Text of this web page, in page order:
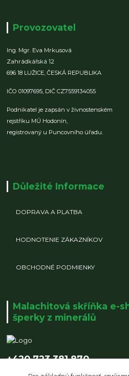
Provozovatel
Ing. Mgr. Eva Mrkusová
Zahrádkářská 12
696 18 LUŽICE,ČESKÁ REPUBLIKA
IČO 01097695, DIČ CZ7559134055
Podnikatel je zapsán v živnostenském
rejstříku MÚ Hodonín,
registrovaný u Puncovního úřadu.
Důležité Informace
DOPRAVA A PLATBA
HODNOTENIE ZÁKAZNÍKOV
OBCHODNÉ PODMIENKY
Malachitová skříňka e-
šperky z minerálů
+420 723 381 870